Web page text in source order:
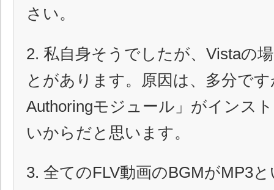
さい。
2. 私自身そうでしたが、Vistaの
とがあります。原因は、多分で
Authoringモジュール」がインス
いからだと思います。
3. 全てのFLV動画のBGMがMP3